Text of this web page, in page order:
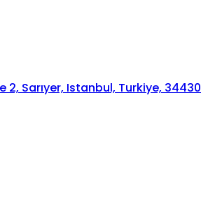
2, Sarıyer, Istanbul, Turkiye, 34430